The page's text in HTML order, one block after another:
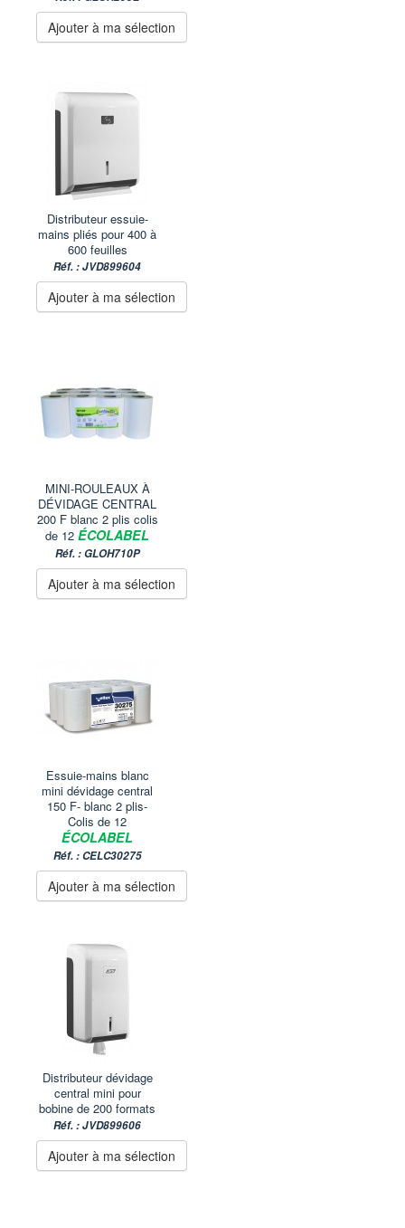
Ajouter à ma sélection
Distributeur essuie-
mains pliés pour 400 à
600 feuilles
Réf. : JVD899604
Ajouter à ma sélection
MINI-ROULEAUX À
DÉVIDAGE CENTRAL
200 F blanc 2 plis colis
de 12 ÉCOLABEL
Réf. : GLOH710P
Ajouter à ma sélection
Essuie-mains blanc
mini dévidage central
150 F- blanc 2 plis-
Colis de 12
ÉCOLABEL
Réf. : CELC30275
Ajouter à ma sélection
Distributeur dévidage
central mini pour
bobine de 200 formats
Réf. : JVD899606
Ajouter à ma sélection